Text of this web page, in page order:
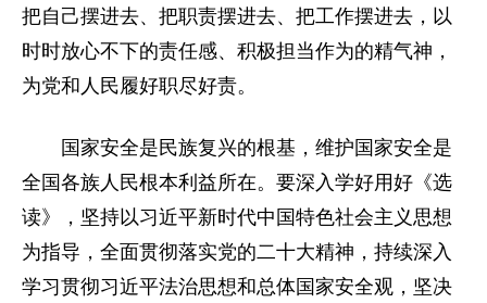
把自己摆进去、把职责摆进去、把工作摆进去，以
时时放心不下的责任感、积极担当作为的精气神，
为党和人民履好职尽好责。
国家安全是民族复兴的根基，维护国家安全是
全国各族人民根本利益所在。要深入学好用好《选
读》，坚持以习近平新时代中国特色社会主义思想
为指导，全面贯彻落实党的二十大精神，持续深入
学习贯彻习近平法治思想和总体国家安全观，坚决